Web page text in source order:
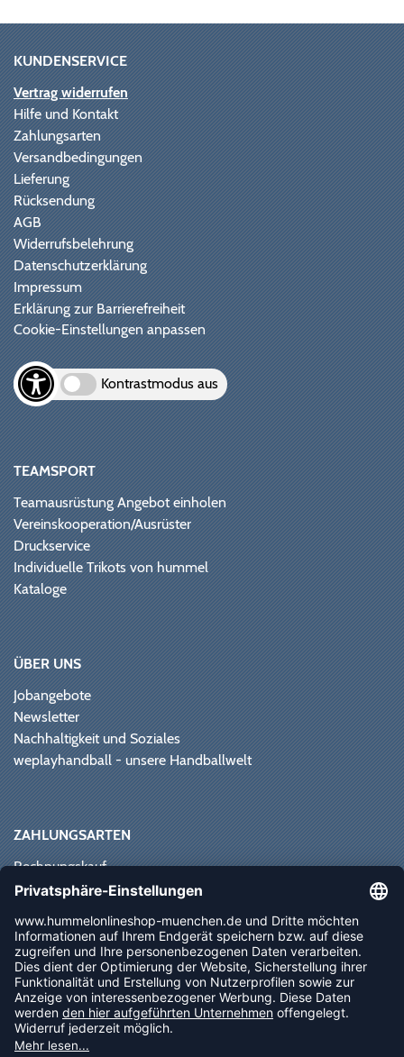
KUNDENSERVICE
Vertrag widerrufen
Hilfe und Kontakt
Zahlungsarten
Versandbedingungen
Lieferung
Rücksendung
AGB
Widerrufsbelehrung
Datenschutzerklärung
Impressum
Erklärung zur Barrierefreiheit
Cookie-Einstellungen anpassen
Kontrastmodus aus
TEAMSPORT
Teamausrüstung Angebot einholen
Vereinskooperation/Ausrüster
Druckservice
Individuelle Trikots von hummel
Kataloge
ÜBER UNS
Jobangebote
Newsletter
Nachhaltigkeit und Soziales
weplayhandball - unsere Handballwelt
ZAHLUNGSARTEN
Rechnungskauf
Paypal
Vorkasse
Sofortüberweisung
NEWSLETTER